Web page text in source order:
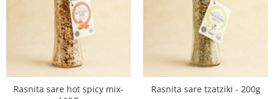
Rasnita sare hot spicy mix-
Rasnita sare tzatziki - 200g